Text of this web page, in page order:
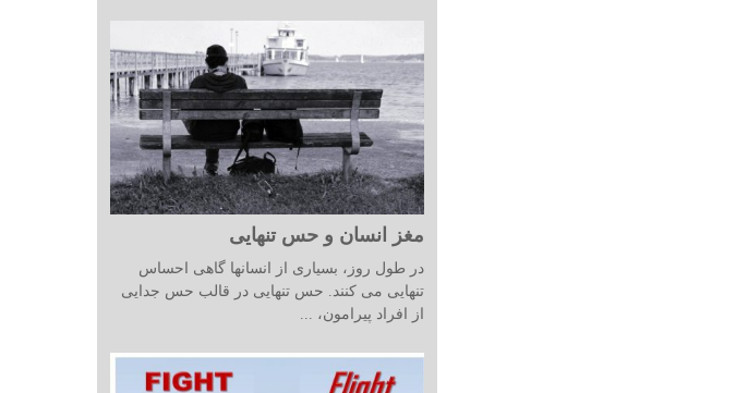
مغز انسان و حس تنهایی
در طول روز، بسیاری از انسانها گاهی احساس
تنهایی می کنند. حس تنهایی در قالب حس جدایی
از افراد پیرامون، ...